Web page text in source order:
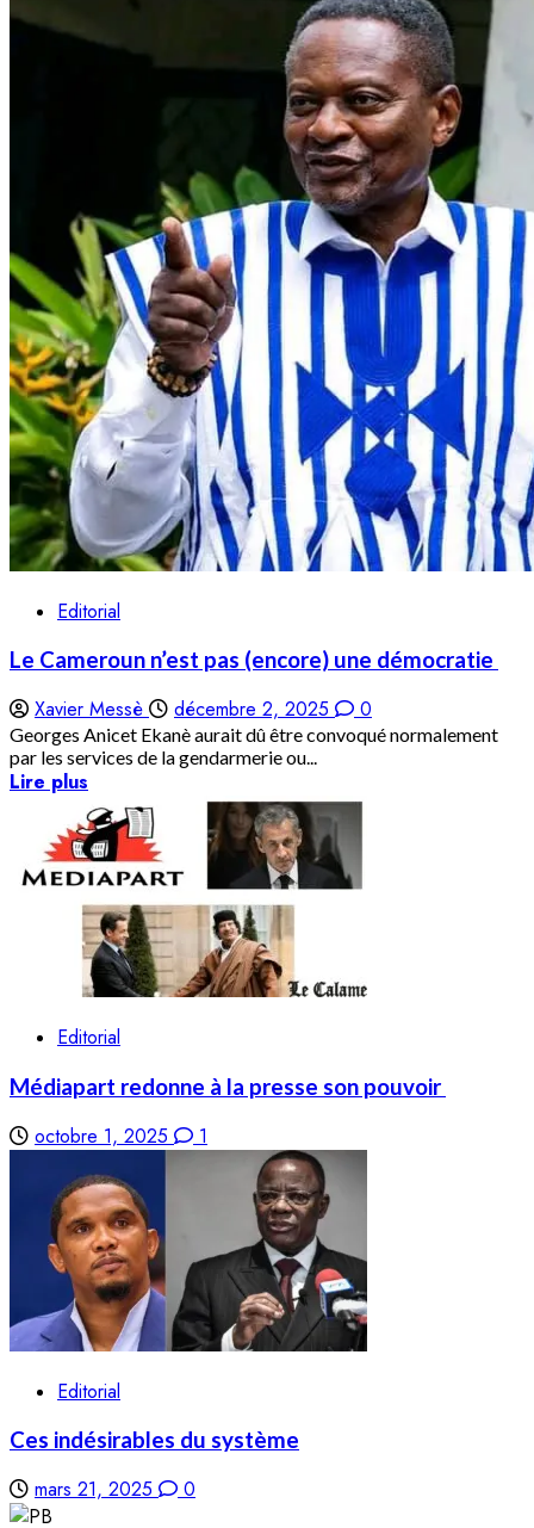
Editorial
Le Cameroun n’est pas (encore) une démocratie
Xavier Messè décembre 2, 2025 0
Georges Anicet Ekanè aurait dû être convoqué normalement
par les services de la gendarmerie ou...
Lire plus
Editorial
Médiapart redonne à la presse son pouvoir
octobre 1, 2025 1
Editorial
Ces indésirables du système
mars 21, 2025 0